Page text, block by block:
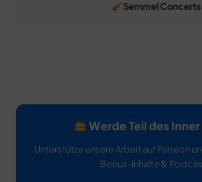
Semmel Concerts
Werde Teil des
Unterstütze unsere Arbeit auf Patreon
Bonus-Inhalte &